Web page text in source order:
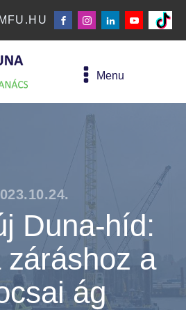
Menu
Duna-híd:
záráshoz a
ág